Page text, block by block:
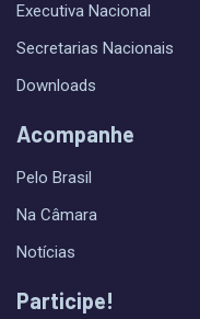
Executiva Nacional
Secretarias Nacionais
Downloads
Acompanhe
Pelo Brasil
Na Câmara
Notícias
Participe!